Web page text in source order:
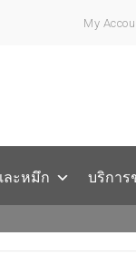
My
ละหมึก บริการ